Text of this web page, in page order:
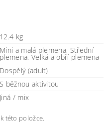
12.4 kg
Mini a malá plemena, Střední
plemena, Velká a obří plemena
Dospělý (adult)
S běžnou aktivitou
Jiná / mix
této položce.